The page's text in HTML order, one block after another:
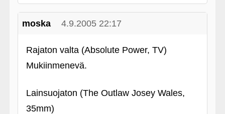
moska 4.9.2005 22:17
Rajaton valta (Absolute Power, TV)
Mukiinmenevä.
Lainsuojaton (The Outlaw Josey Wales,
35mm)